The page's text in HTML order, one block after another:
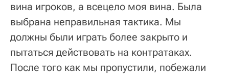
вина игроков, а всецело моя вина. Была
выбрана неправильная тактика. Мы
должны были играть более закрыто и
пытаться действовать на контратаках.
После того как мы пропустили, побежали